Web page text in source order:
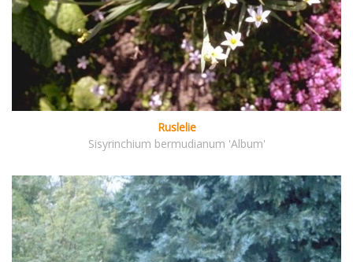
Ruslelie
Sisyrinchium bermudianum 'Album'